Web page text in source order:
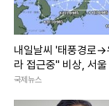
내일날씨 '태풍경로→
라 접근중" 비상, 서
폭염
국제뉴스